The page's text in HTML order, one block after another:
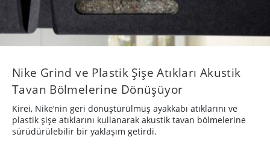
Nike Grind ve Plastik Şişe Atıkları Akustik
Tavan Bölmelerine Dönüşüyor
Kirei, Nike’nin geri dönüştürülmüş ayakkabı atıklarını ve
plastik şişe atıklarını kullanarak akustik tavan bölmelerine
sürüdürülebilir bir yaklaşım getirdi.